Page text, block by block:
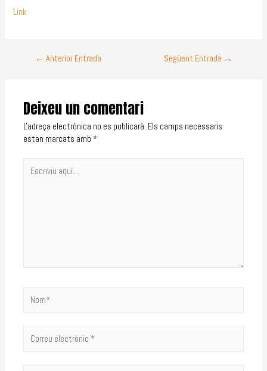
Link
← Anterior Entrada Següent Entrada →
Deixeu un comentari
L'adreça electrònica no es publicarà. Els camps necessaris
estan marcats amb*